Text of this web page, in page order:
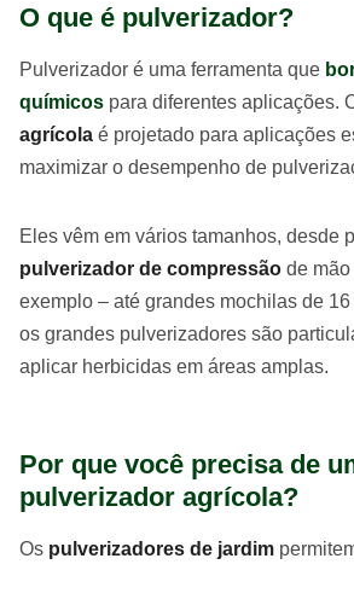
O que é pulverizador?
Pulverizador é uma ferramenta que
químicos para diferentes aplicações.
agrícola é projetado para aplicações
maximizar o desempenho de
Eles vêm em vários tamanhos, desde
pulverizador de compressão de
exemplo – até grandes mochilas de
os grandes pulverizadores são
aplicar herbicidas em áreas amplas.
Por que você precisa de
pulverizador agrícola?
Os pulverizadores de jardim